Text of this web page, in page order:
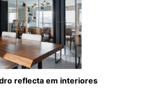
reflecta em interiores